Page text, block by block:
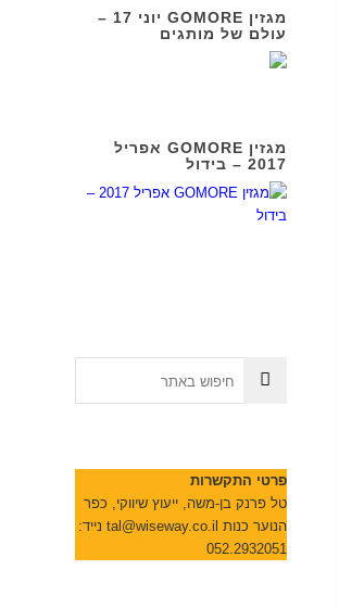
מגזין GOMORE יוני 17 –
עולם של מותגים
מגזין GOMORE אפריל
2017 – בידול
פרטי התקשרות
טל פרנק בן-משה, ייעוץ שיווקי, כפר
הנוער כנות tal@wiseway.co.il נייד:
052.2932051